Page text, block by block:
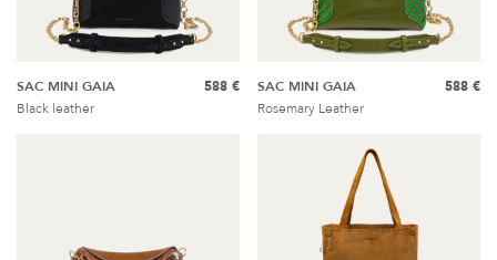
SAC MINI GAIA
Black leather
588 €
SAC MINI GAIA
Rosemary Leather
588 €